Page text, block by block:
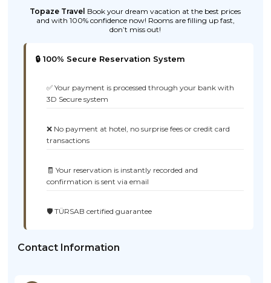
Topaze Travel Book your dream vacation at the best prices
and with 100% confidence now! Rooms are filling up fast,
don’t miss out!
🔒 100% Secure Reservation System
✅ Your payment is processed through your bank with
3D Secure system
❌ No payment at hotel, no surprise fees or credit card
transactions
🧾 Your reservation is instantly recorded and
confirmation is sent via email
🛡️ TÜRSAB certified guarantee
Contact Information